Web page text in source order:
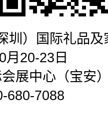
圳）国际礼品
月20-23日
展中心（宝安
680-7088